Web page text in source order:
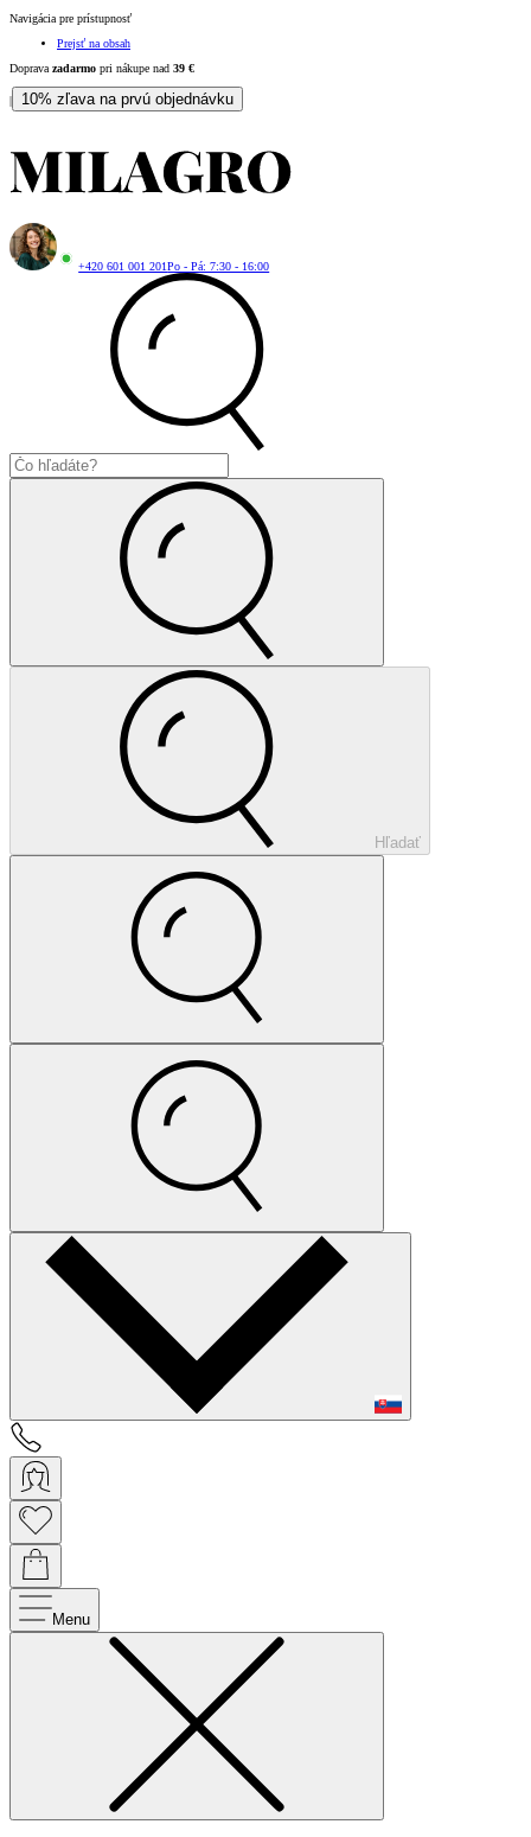
Navigácia pre prístupnosť
Prejsť na obsah
Doprava zadarmo pri nákupe nad 39 €
| 10% zľava na prvú objednávku
+420 601 001 201Po - Pá: 7:30 - 16:00
Hľadať
Menu